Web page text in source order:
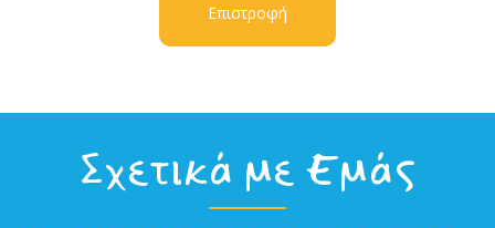
Επιστροφή
Σχετικά με Εμάς